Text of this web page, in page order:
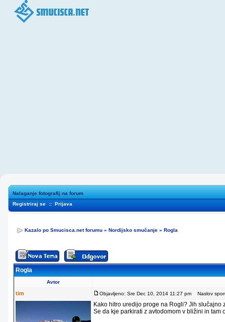
Nalaganje fotografij na forum
Registriraj se :: Prijava
Kazalo po Smucisca.net forumu » Nordijsko smučanje » Rogla
Rogla
Avtor
tim Objavljeno: Sre Dec 10, 2014 11:27 pm Naslov
Kako hitro uredijo proge na Rogli? Jih slučajno
Se da kje parkirati z avtodomom v bližini in tam